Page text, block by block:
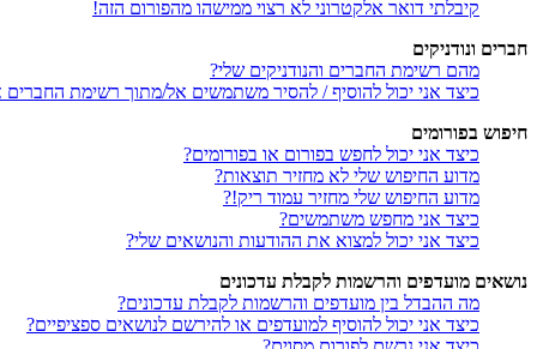
קיבלתי דואר אלקטרוני לא רצוי ממישהו מהפורום הזה!
חברים ונודניקים
מהם רשימת החברים והנודניקים שלי?
כיצד אני יכול להוסיף / להסיר משתמשים אל/מתוך רשימת החברים
חיפוש בפורומים
כיצד אני יכול לחפש בפורום או בפורומים?
מדוע החיפוש שלי לא מחזיר תוצאות?
מדוע החיפוש שלי מחזיר עמוד ריק!?
כיצד אני מחפש משתמשים?
כיצד אני יכול למצוא את ההודעות והנושאים שלי?
נושאים מועדפים והרשמות לקבלת עדכונים
מה ההבדל בין מועדפים והרשמות לקבלת עדכונים?
כיצד אני יכול להוסיף למועדפים או להירשם לנושאים ספציפיים?